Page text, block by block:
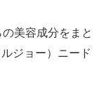
美容成分をまと
ルジョー）ニード